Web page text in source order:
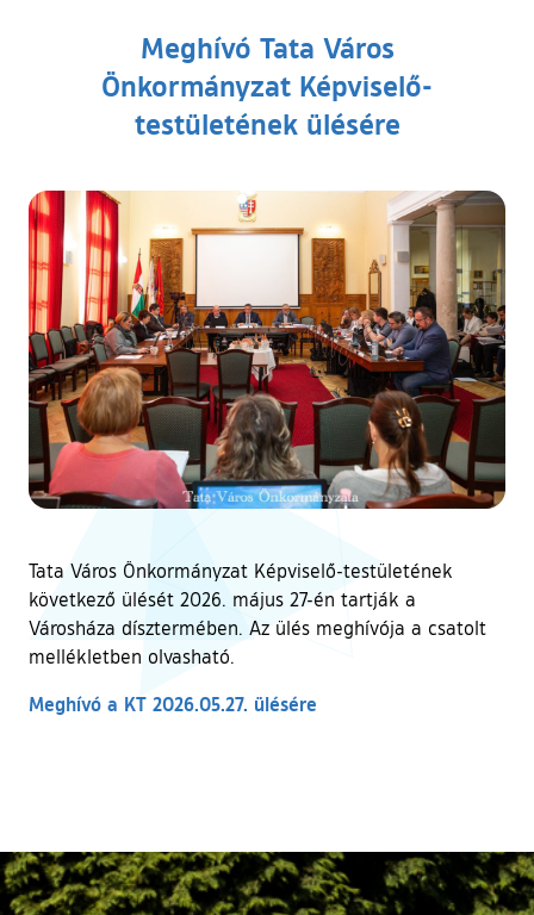
Meghívó Tata Város
Önkormányzat Képviselő-
testületének ülésére
Tata Város Önkormányzat Képviselő-testületének
következő ülését 2026. május 27-én tartják a
Városháza dísztermében. Az ülés meghívója a csatolt
mellékletben olvasható.
Meghívó a KT 2026.05.27. ülésére